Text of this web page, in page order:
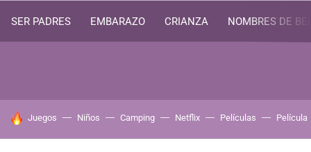
SER PADRES EMBARAZO CRIANZA NOMBRES DE
HOY SE HABLA DE
Juegos Niños Camping Netflix Películas Película